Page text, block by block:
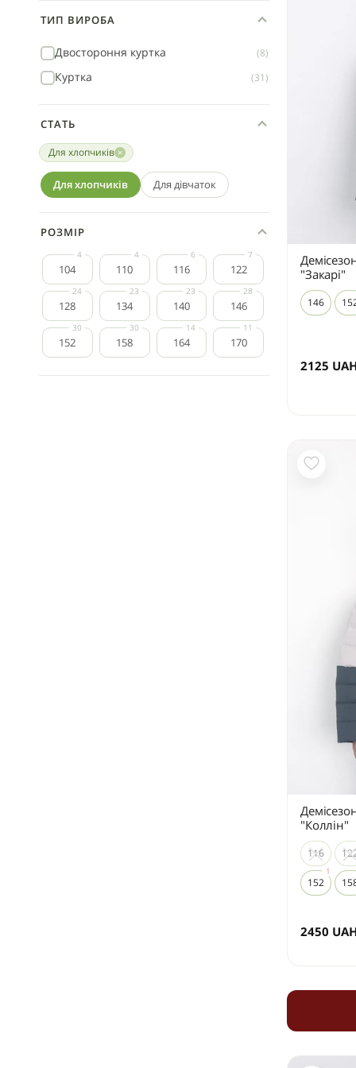
ТИП ВИРОБА
Двостороння куртка (8)
Куртка (31)
СТАТЬ
Для хлопчиків
Для хлопчиків Для дівчаток
РОЗМІР
104 110 116 122
128 134 140 146
152 158 164 170
2125
"Закарі"
146
2450
"Коллін"
116
152